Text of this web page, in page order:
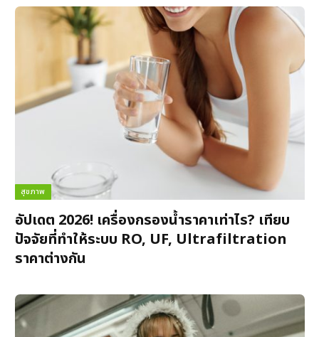
สุขภาพ
อัปเดต 2026! เครื่องกรองน้ำราคาเท่าไร? เทียบ
ปัจจัยที่ทำให้ระบบ RO, UF, Ultrafiltration
ราคาต่างกัน